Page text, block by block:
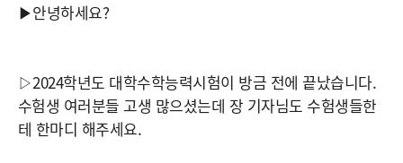
▶안녕하세요?
▷2024학년도 대학수학능력시험이 방금 전에 끝났습니다.
수험생 여러분들 고생 많으셨는데 장 기자님도 수험생들한
테 한마디 해주세요.